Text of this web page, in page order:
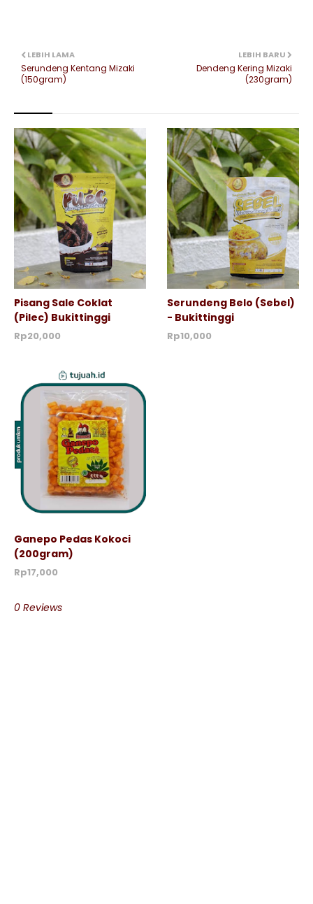
LEBIH BARU
Dendeng Kering Mizaki
(230gram)
LEBIH LAMA
Serundeng Kentang Mizaki
(150gram)
Pisang Sale Coklat
(Pilec) Bukittinggi
Rp20,000
Serundeng Belo (Sebel)
- Bukittinggi
Rp10,000
Ganepo Pedas Kokoci
(200gram)
Rp17,000
0 Reviews